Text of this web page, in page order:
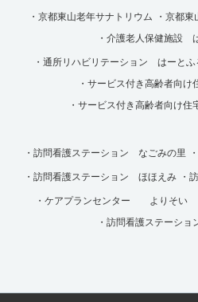
・京都東山老年サナトリウム
・京都
・介護老人保健施設
・通所リハビリテーション はーとふ
・サービス付き高齢者向
・サービス付き高齢者向け
・訪問看護ステーション なごみの里
・訪問看護ステーション ほほえみ ・
・ケアプランセンター よりそい
・訪問看護ステーシ